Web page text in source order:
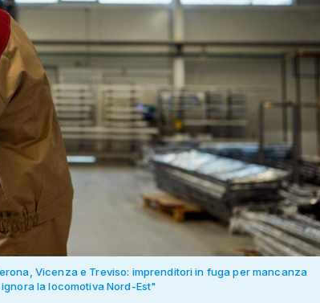
Vicenza e Treviso: imprenditori in fuga per mancanza
la locomotiva Nord-Est"